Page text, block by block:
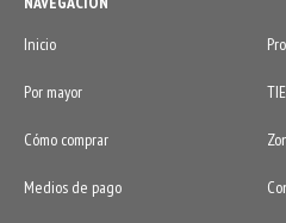
Inicio
Por mayor
Cómo comprar
Medios de pago